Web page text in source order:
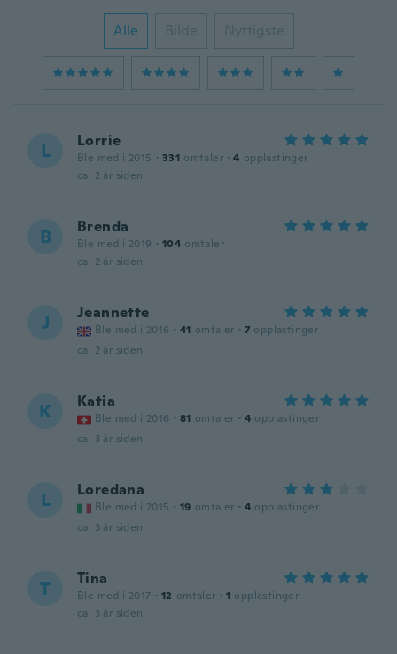
Alle Bilde Nyttigste
L Lorrie
Ble med i 2015 · 331 omtaler · 4 opplastinger
ca. 2 år siden
B Brenda
Ble med i 2019 · 104 omtaler
ca. 2 år siden
J Jeannette
Ble med i 2016 · 41 omtaler · 7 opplastinger
ca. 2 år siden
K Katia
Ble med i 2016 · 81 omtaler · 4 opplastinger
ca. 3 år siden
L Loredana
Ble med i 2015 · 19 omtaler · 4 opplastinger
ca. 3 år siden
T Tina
Ble med i 2017 · 12 omtaler · 1 opplastinger
ca. 3 år siden